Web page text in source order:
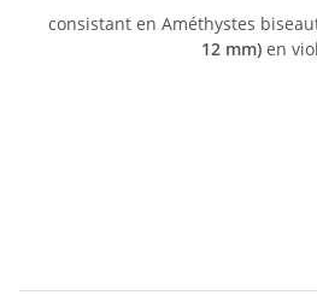
consistant en Améthystes
12 mm) en